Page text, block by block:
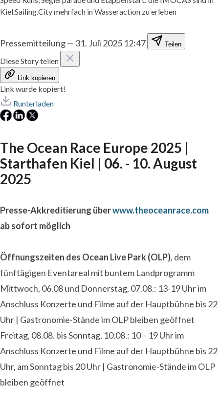
Kiel.Sailing.City mehrfach in Wasseraction zu erleben
Pressemitteilung— 31. Juli 2025 12:47 Teilen
Diese Story teilen
Link kopieren
Link wurde kopiert!
Runterladen
The Ocean Race Europe 2025 |
Starthafen Kiel | 06. - 10. August
2025
Presse-Akkreditierung überwww.theoceanrace.com
ab sofort möglich
Öffnungszeiten des Ocean Live Park (OLP), dem
fünftägigen Eventareal mit buntem Landprogramm
Mittwoch, 06.08 und Donnerstag, 07.08.: 13-19 Uhr im
Anschluss Konzerte und Filme auf der Hauptbühne bis 22
Uhr | Gastronomie-Stände im OLP bleiben geöffnet
Freitag, 08.08. bis Sonntag, 10.08.: 10 – 19 Uhr im
Anschluss Konzerte und Filme auf der Hauptbühne bis 22
Uhr, am Sonntag bis 20 Uhr | Gastronomie-Stände im OLP
bleiben geöffnet